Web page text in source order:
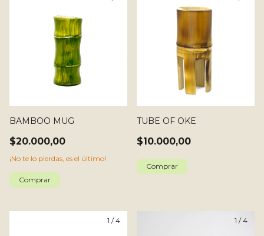
BAMBOO MUG
$20.000,00
¡No te lo pierdas, es el último!
TUBE OF OKE
$10.000,00
1 /4 1 /4